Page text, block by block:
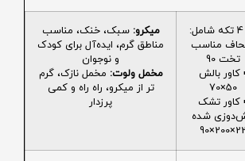
مناسب
تخت 90
کاور بالش
50×70
کاور تشک
شده
22×200×90
میکرو: سبک، خنک، مناسب
مناطق گرم، ایده‌آل برای کودک
و نوجوان
مخمل ولوت: مخمل نازک، گرم
تر از میکرو، راه راه و کمی
پرزدار